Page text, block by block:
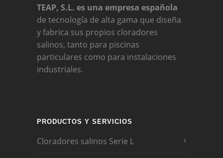
TEAP, S.L. es una empresa española
de tecnología de alta gama que diseña
y fabrica sus propios cloradores
salinos, tanto para piscinas
particulares como para instalaciones
industriales.
PRODUCTOS Y SERVICIOS
Cloradores salinos Serie L